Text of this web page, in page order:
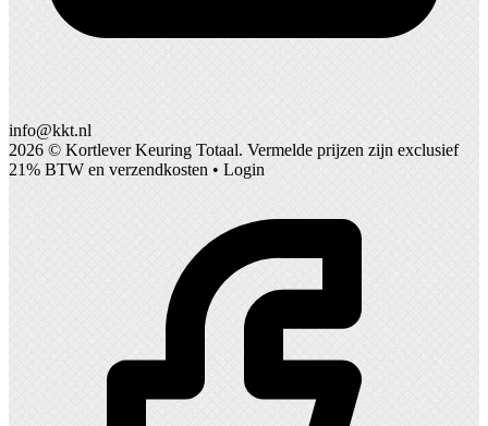
info@kkt.nl
2026 © Kortlever Keuring Totaal. Vermelde prijzen zijn exclusief
21% BTW en verzendkosten • Login